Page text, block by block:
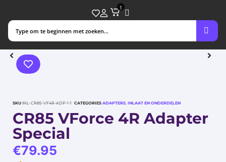
1
SKU INL-CR85-VF4R-ADP-1-1 CATEGORIES ADAPTERS, INLAAT EN ONDERDELEN
CR85 VForce 4R Adapter
Special
€79.95